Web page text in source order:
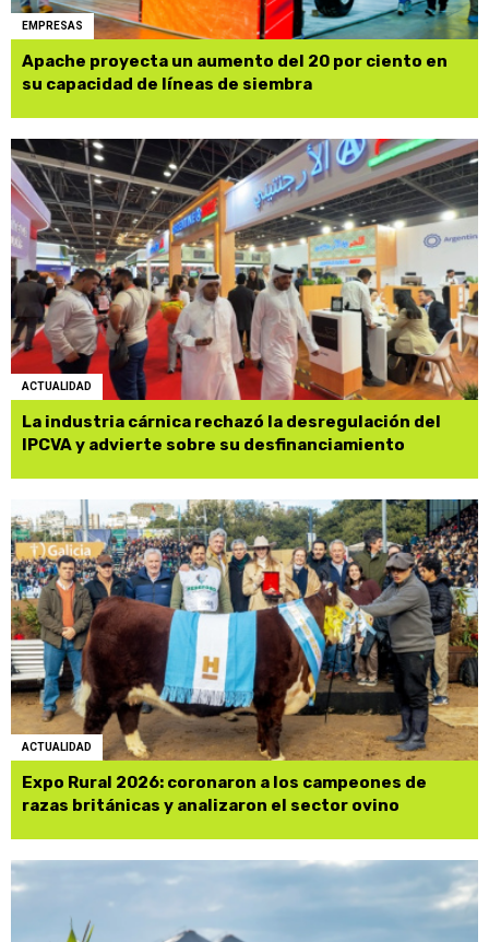
EMPRESAS
Apache proyecta un aumento del 20 por ciento en
su capacidad de líneas de siembra
ACTUALIDAD
La industria cárnica rechazó la desregulación del
IPCVA y advierte sobre su desfinanciamiento
ACTUALIDAD
Expo Rural 2026: coronaron a los campeones de
razas británicas y analizaron el sector ovino